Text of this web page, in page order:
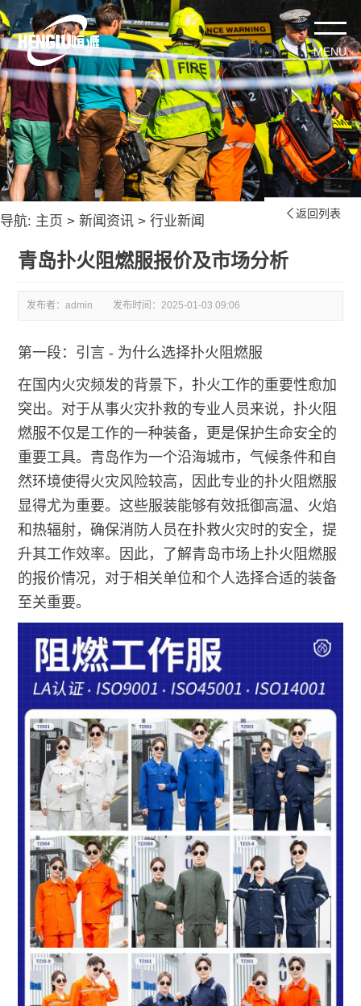
导航: 主页 > 新闻资讯 > 行业新闻  返回列表
青岛扑火阻燃服报价及市场分析
发布者：admin 发布时间：2025-01-03 09:06
第一段：引言 - 为什么选择扑火阻燃服
在国内火灾频发的背景下，扑火工作的重要性愈加
突出。对于从事火灾扑救的专业人员来说，扑火阻
燃服不仅是工作的一种装备，更是保护生命安全的
重要工具。青岛作为一个沿海城市，气候条件和自
然环境使得火灾风险较高，因此专业的扑火阻燃服
显得尤为重要。这些服装能够有效抵御高温、火焰
和热辐射，确保消防人员在扑救火灾时的安全，提
升其工作效率。因此，了解青岛市场上扑火阻燃服
的报价情况，对于相关单位和个人选择合适的装备
至关重要。